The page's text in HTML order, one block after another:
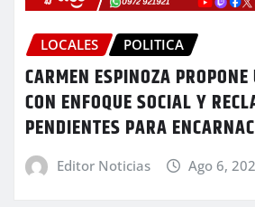
LOCALES POLITICA
CARMEN ESPINOZA
CON ENFOQUE SOCIAL Y
PENDIENTES PARA
Editor Noticias Ago 6,